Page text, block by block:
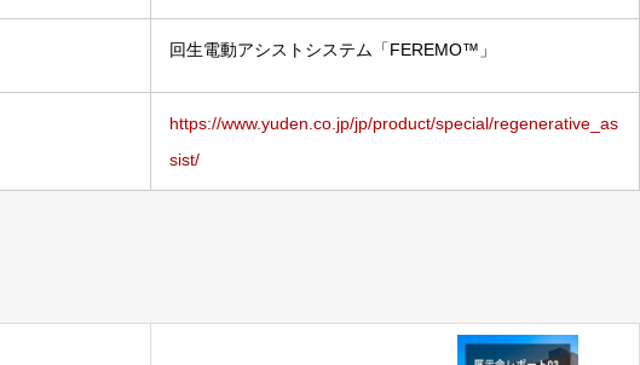
回生電動アシストシステム「FEREMO™」
https://www.yuden.co.jp/jp/product/special/regenerative_as
sist/